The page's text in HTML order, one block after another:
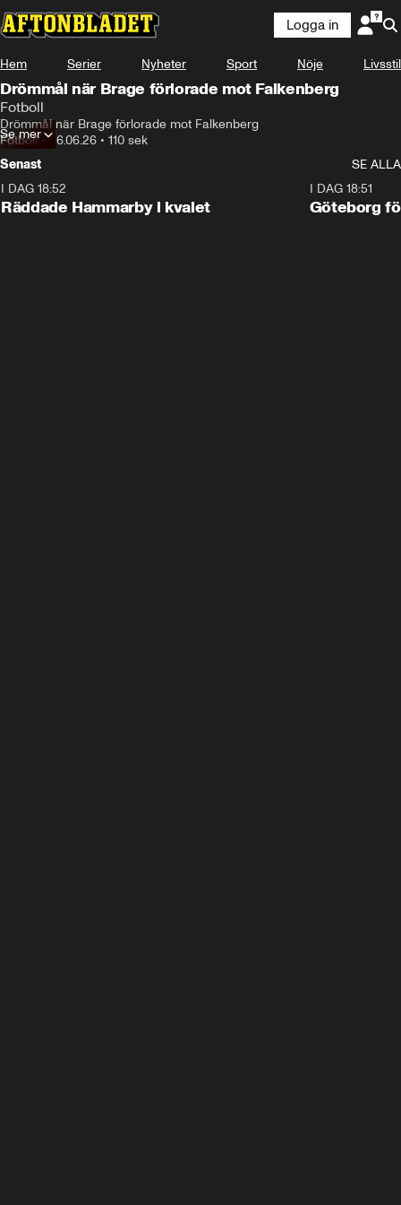
Logga in
Hem Serier Nyheter Sport Nöje Livsstil
Drömmål när Brage förlorade mot Falkenberg
Fotboll
Drömmål när Brage förlorade mot Falkenberg
Fotboll•26.06.26 • 110 sek
Se mer
Senast
SE ALLA
I DAG 18:52
Räddade Hammarby i kvalet
I DAG 18:51
Göteborg